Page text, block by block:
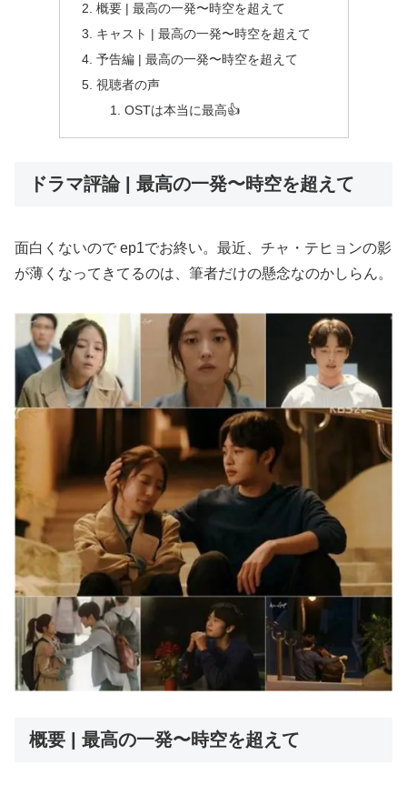
概要 | 最高の一発〜時空を超えて
キャスト | 最高の一発〜時空を超えて
予告編 | 最高の一発〜時空を超えて
視聴者の声
OSTは本当に最高👍
ドラマ評論 | 最高の一発〜時空を超えて
面白くないので ep1でお終い。最近、チャ・テヒョンの影
が薄くなってきてるのは、筆者だけの懸念なのかしらん。
概要 | 最高の一発〜時空を超えて